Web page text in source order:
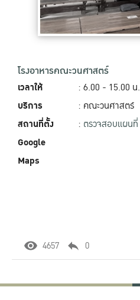
โรงอาหารคณะวนศาสตร์
เวลาให้
บริการ
สถานที่ตั้ง
Google
Maps
: 6.00 - 15.00‬ น.
: คณะวนศาสตร์
: ตรวจสอบแผนที่
4657 0